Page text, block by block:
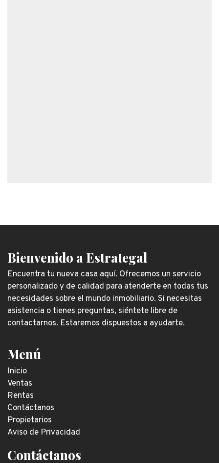
Bienvenido a Estrategal
Encuentra tu nueva casa aquí. Ofrecemos un servicio
personalizado y de calidad para atenderte en todas tus
necesidades sobre el mundo inmobiliario. Si necesitas
asistencia o tienes preguntas, siéntete libre de
contactarnos. Estaremos dispuestos a ayudarte.
Menú
Inicio
Ventas
Rentas
Contáctanos
Propietarios
Aviso de Privacidad
Contáctanos